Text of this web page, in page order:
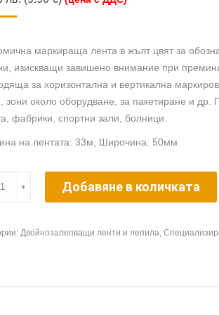
маркираща лента в жълт цвят за
изискващи завишено внимание при
за хоризонтална и вертикална
зони около оборудване, за пакетиране и др.
фабрики, спортни зали, болници.
на лентата: 33м; Широчина: 50мм
﹢ Добавяне в количката
Двойнозалепващи ленти и лепила,